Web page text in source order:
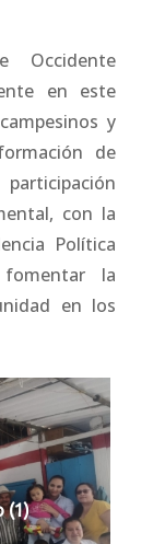
Occidente
en este
y
de
con la
Política
fomentar la
en los
(1)